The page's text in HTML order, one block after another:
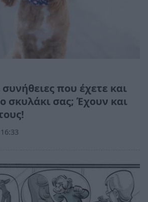
συνήθειες που έχετε και
σκυλάκι σας; Έχουν και